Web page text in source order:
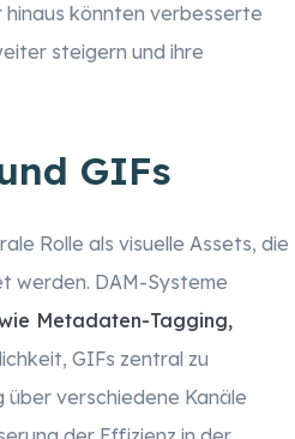
könnten verbesserte
steigern und ihre
GIFs
Rolle als visuelle Assets, die
werden. DAM-Systeme
Metadaten-Tagging,
GIFs zentral zu
verschiedene Kanäle